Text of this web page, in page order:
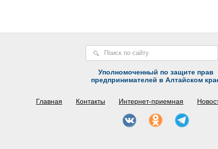
Уполномоченный по защите прав
предпринимателей в Алтайском
Главная Контакты Интернет-приемная